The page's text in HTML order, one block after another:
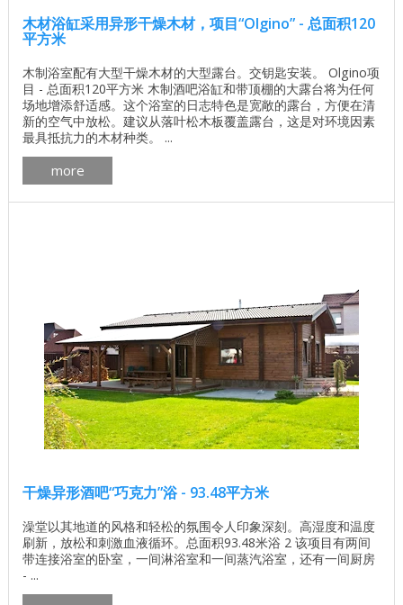
木材浴缸采用异形干燥木材，项目“Olgino” - 总面积120
平方米
木制浴室配有大型干燥木材的大型露台。交钥匙安装。 Olgino项
目 - 总面积120平方米 木制酒吧浴缸和带顶棚的大露台将为任何
场地增添舒适感。这个浴室的日志特色是宽敞的露台，方便在清
新的空气中放松。建议从落叶松木板覆盖露台，这是对环境因素
最具抵抗力的木材种类。 ...
more
干燥异形酒吧“巧克力”浴 - 93.48平方米
澡堂以其地道的风格和轻松的氛围令人印象深刻。高湿度和温度
刷新，放松和刺激血液循环。总面积93.48米浴 2 该项目有两间
带连接浴室的卧室，一间淋浴室和一间蒸汽浴室，还有一间厨房
- ...